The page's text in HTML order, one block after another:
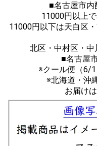
■名古屋市内
11000円以上
11000円以下は天白区
北区・中村区・
■名古屋
※クール便（6/1
※北海道・沖
お届け